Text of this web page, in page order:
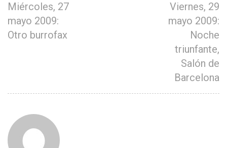
Miércoles, 27
mayo 2009:
Otro burrofax
Viernes, 29
mayo 2009:
Noche
triunfante,
Salón de
Barcelona